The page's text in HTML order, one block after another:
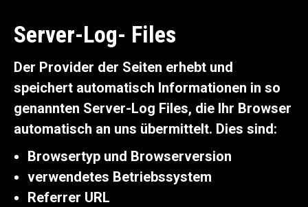
Server-Log- Files
Der Provider der Seiten erhebt und
speichert automatisch Informationen in so
genannten Server-Log Files, die Ihr Browser
automatisch an uns übermittelt. Dies sind:
Browsertyp und Browserversion
verwendetes Betriebssystem
Referrer URL